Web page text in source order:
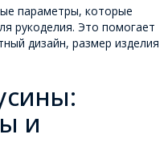
параметры, которые
рукоделия. Это помогает
дизайн, размер изделия
и